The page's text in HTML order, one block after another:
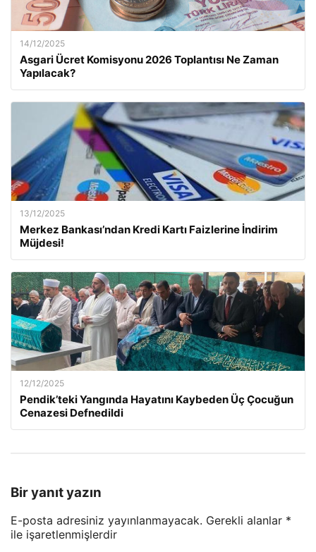
14/12/2025
Asgari Ücret Komisyonu 2026 Toplantısı Ne Zaman
Yapılacak?
13/12/2025
Merkez Bankası’ndan Kredi Kartı Faizlerine İndirim
Müjdesi!
12/12/2025
Pendik’teki Yangında Hayatını Kaybeden Üç Çocuğun
Cenazesi Defnedildi
Bir yanıt yazın
E-posta adresiniz yayınlanmayacak. Gerekli alanlar *
ile işaretlenmişlerdir